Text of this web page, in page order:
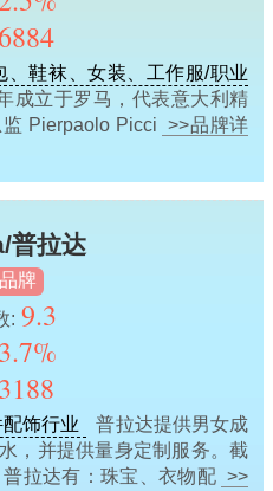
、鞋袜、女装、工作服/职业
成立于罗马，代表意大利精
Pierpaolo Picci
>>品牌详
普拉达
牌
: 9.3
饰行业
普拉达提供男女成
，并提供量身定制服务。截
拉达有：珠宝、衣物配 >>